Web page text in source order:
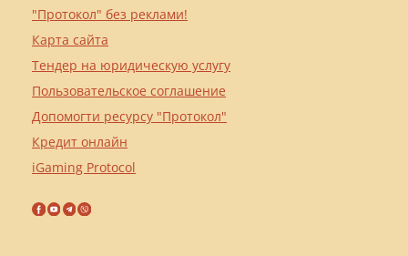
"Протокол" без реклами!
Карта сайта
Тендер на юридическую услугу
Пользовательское соглашение
Допомогти ресурсу "Протокол"
Кредит онлайн
iGaming Protocol